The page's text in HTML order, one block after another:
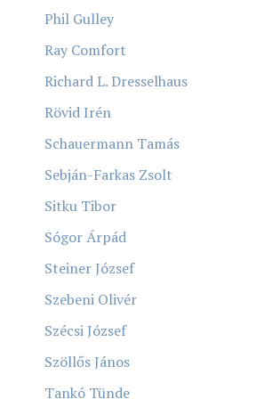
Phil Gulley
Ray Comfort
Richard L. Dresselhaus
Rövid Irén
Schauermann Tamás
Sebján-Farkas Zsolt
Sitku Tibor
Sógor Árpád
Steiner József
Szebeni Olivér
Szécsi József
Szöllős János
Tankó Tünde